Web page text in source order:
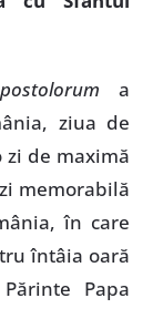
a
ziua de
zi de maximă
memorabilă
în care
întâia oară
Papa